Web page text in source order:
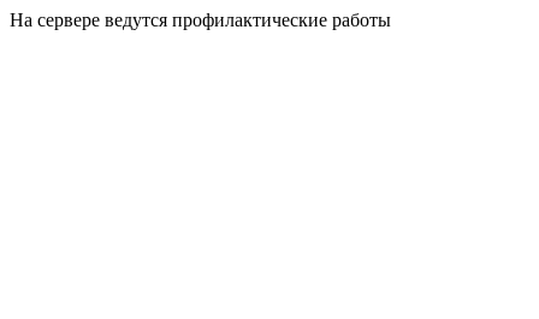
На сервере ведутся профилактические работы